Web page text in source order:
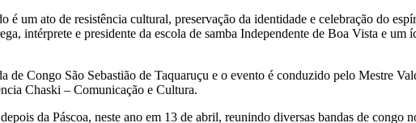
um ato de resistência cultural, preservação da identidade e celebração do
intérprete e presidente da escola de samba Independente de Boa Vista e
de Congo São Sebastião de Taquaruçu e o evento é conduzido pelo Mestre
Chaski – Comunicação e Cultura.
da Páscoa, neste ano em 13 de abril, reunindo diversas bandas de